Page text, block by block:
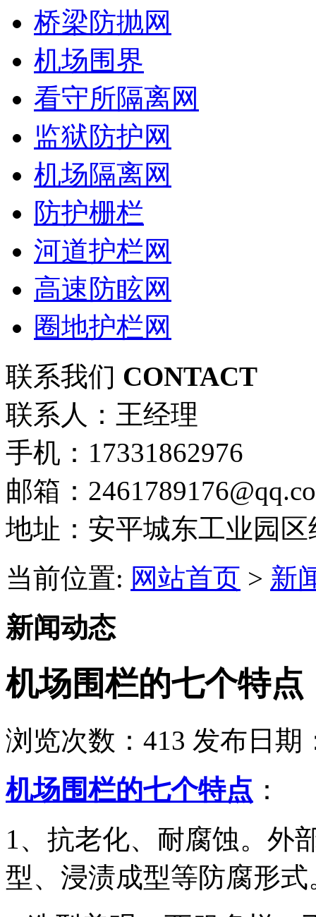
桥梁防抛网
机场围界
看守所隔离网
监狱防护网
机场隔离网
防护栅栏
河道护栏网
高速防眩网
圈地护栏网
联系我们 CONTACT
联系人：王经理
手机：17331862976
邮箱：
地址：安平城东工业园区
当前位置: 网站首页 > 新
新闻动态
机场围栏的七个特点
浏览次数： 413 发布日期
机场围栏的七个特点 ：
1、抗老化、耐腐蚀。外
型、浸渍成型等防腐形式